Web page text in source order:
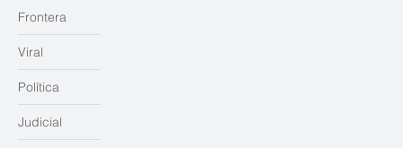
Judicial
Frontera
Viral
Política